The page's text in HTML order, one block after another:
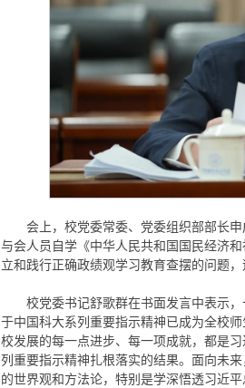
会上，校党委常委、党委组织部部长
与会人员自学《中华人民共和国国民经济
立和践行正确政绩观学习教育查摆的问题
校党委书记舒歌群在书面发言中表示
于中国科大系列重要指示精神已成为全校
校发展的每一点进步、每一项成就，都是
列重要指示精神扎根落实的结果。面向未
的世界观和方法论，特别是学深悟透习近